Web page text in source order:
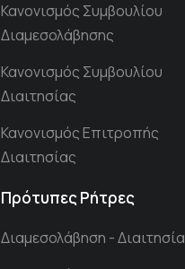
Κανονισμός Συμβουλίου
Διαμεσολάβησης
Κανονισμός Συμβουλίου
Διαιτησίας
Κανονισμός Επιτροπής
Διαιτησίας
Πρότυπες Ρήτρες
Διαμεσολάβηση - Διαιτησία